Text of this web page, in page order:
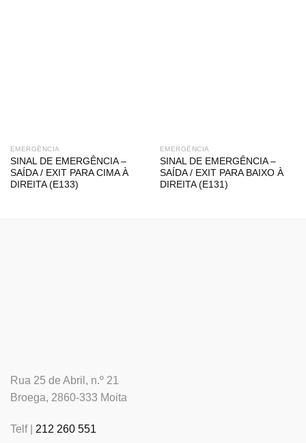
EMERGÊNCIA
SINAL DE EMERGÊNCIA –
SAÍDA / EXIT PARA CIMA À
DIREITA (E133)
EMERGÊNCIA
SINAL DE EMERGÊNCIA –
SAÍDA / EXIT PARA BAIXO À
DIREITA (E131)
Rua 25 de Abril, n.º 21
Broega, 2860-333 Moita
Telf | 212 260 551